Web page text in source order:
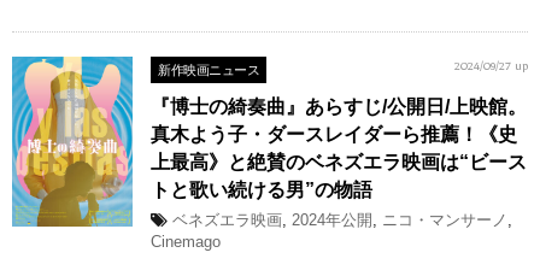
新作映画ニュース 2024/09/27 up
『博士の綺奏曲』あらすじ/公開日/上映館。
真木よう子・ダースレイダーら推薦！《史
上最高》と絶賛のベネズエラ映画は“ビース
トと歌い続ける男”の物語
ベネズエラ映画, 2024年公開 , ニコ・マンサーノ ,
Cinemago